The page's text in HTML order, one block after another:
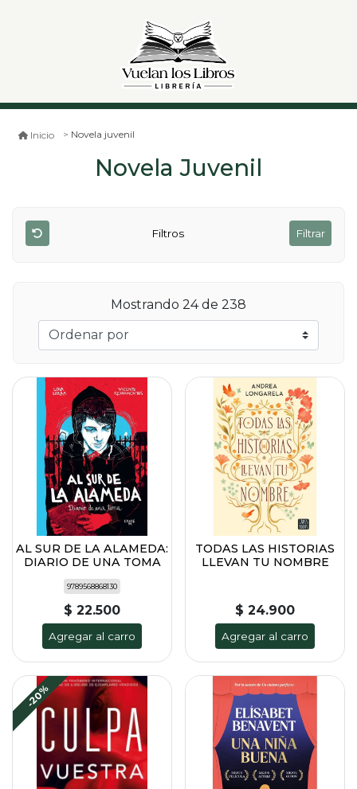
Inicio Novela juvenil
Novela Juvenil
Filtros Filtrar
Mostrando 24 de 238
AL SUR DE LA ALAMEDA:
DIARIO DE UNA TOMA
9789568868130
$ 22.500
Agregar al carro
TODAS LAS HISTORIAS
LLEVAN TU NOMBRE
$ 24.900
Agregar al carro
-20%